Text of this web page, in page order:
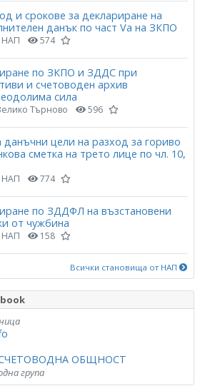
и срокове за деклариране на
данък по част Vа на ЗКПО
НАП 574
по ЗКПО и ЗДДС при
и счетоводен архив
сила
Търново 596
цели на разход за гориво
сметка на трето лице по чл. 10,
НАП 774
по ЗДДФЛ на възстановени
от чужбина
НАП 158
Всички становища от НАП
ОБЩНОСТ
група